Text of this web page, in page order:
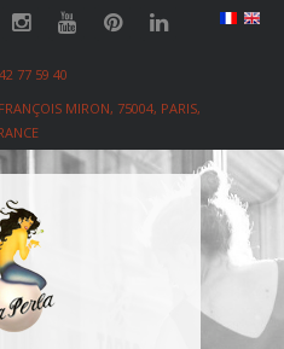
77 59 40
MIRON, 75004, PARIS,